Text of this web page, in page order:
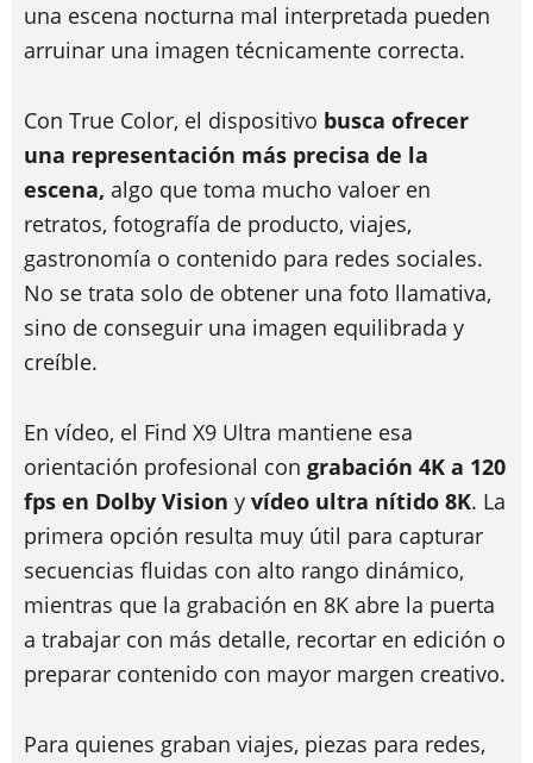
una escena nocturna mal interpretada pueden
arruinar una imagen técnicamente correcta.
Con True Color, el dispositivo busca ofrecer
una representación más precisa de la
escena, algo que toma mucho valoer en
retratos, fotografía de producto, viajes,
gastronomía o contenido para redes sociales.
No se trata solo de obtener una foto llamativa,
sino de conseguir una imagen equilibrada y
creíble.
En vídeo, el Find X9 Ultra mantiene esa
orientación profesional con grabación 4K a 120
fps en Dolby Vision y vídeo ultra nítido 8K. La
primera opción resulta muy útil para capturar
secuencias fluidas con alto rango dinámico,
mientras que la grabación en 8K abre la puerta
a trabajar con más detalle, recortar en edición o
preparar contenido con mayor margen creativo.
Para quienes graban viajes, piezas para redes,